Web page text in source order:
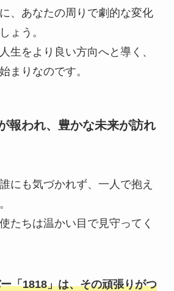
、あなたの周りで劇的な変化
ょう。
生をより良い方向へと導く、
まりなのです。
報われ、豊かな未来が訪れ
にも気づかれず、一人で抱え
たちは温かい目で見守ってく
「1818」は、その頑張りがつ